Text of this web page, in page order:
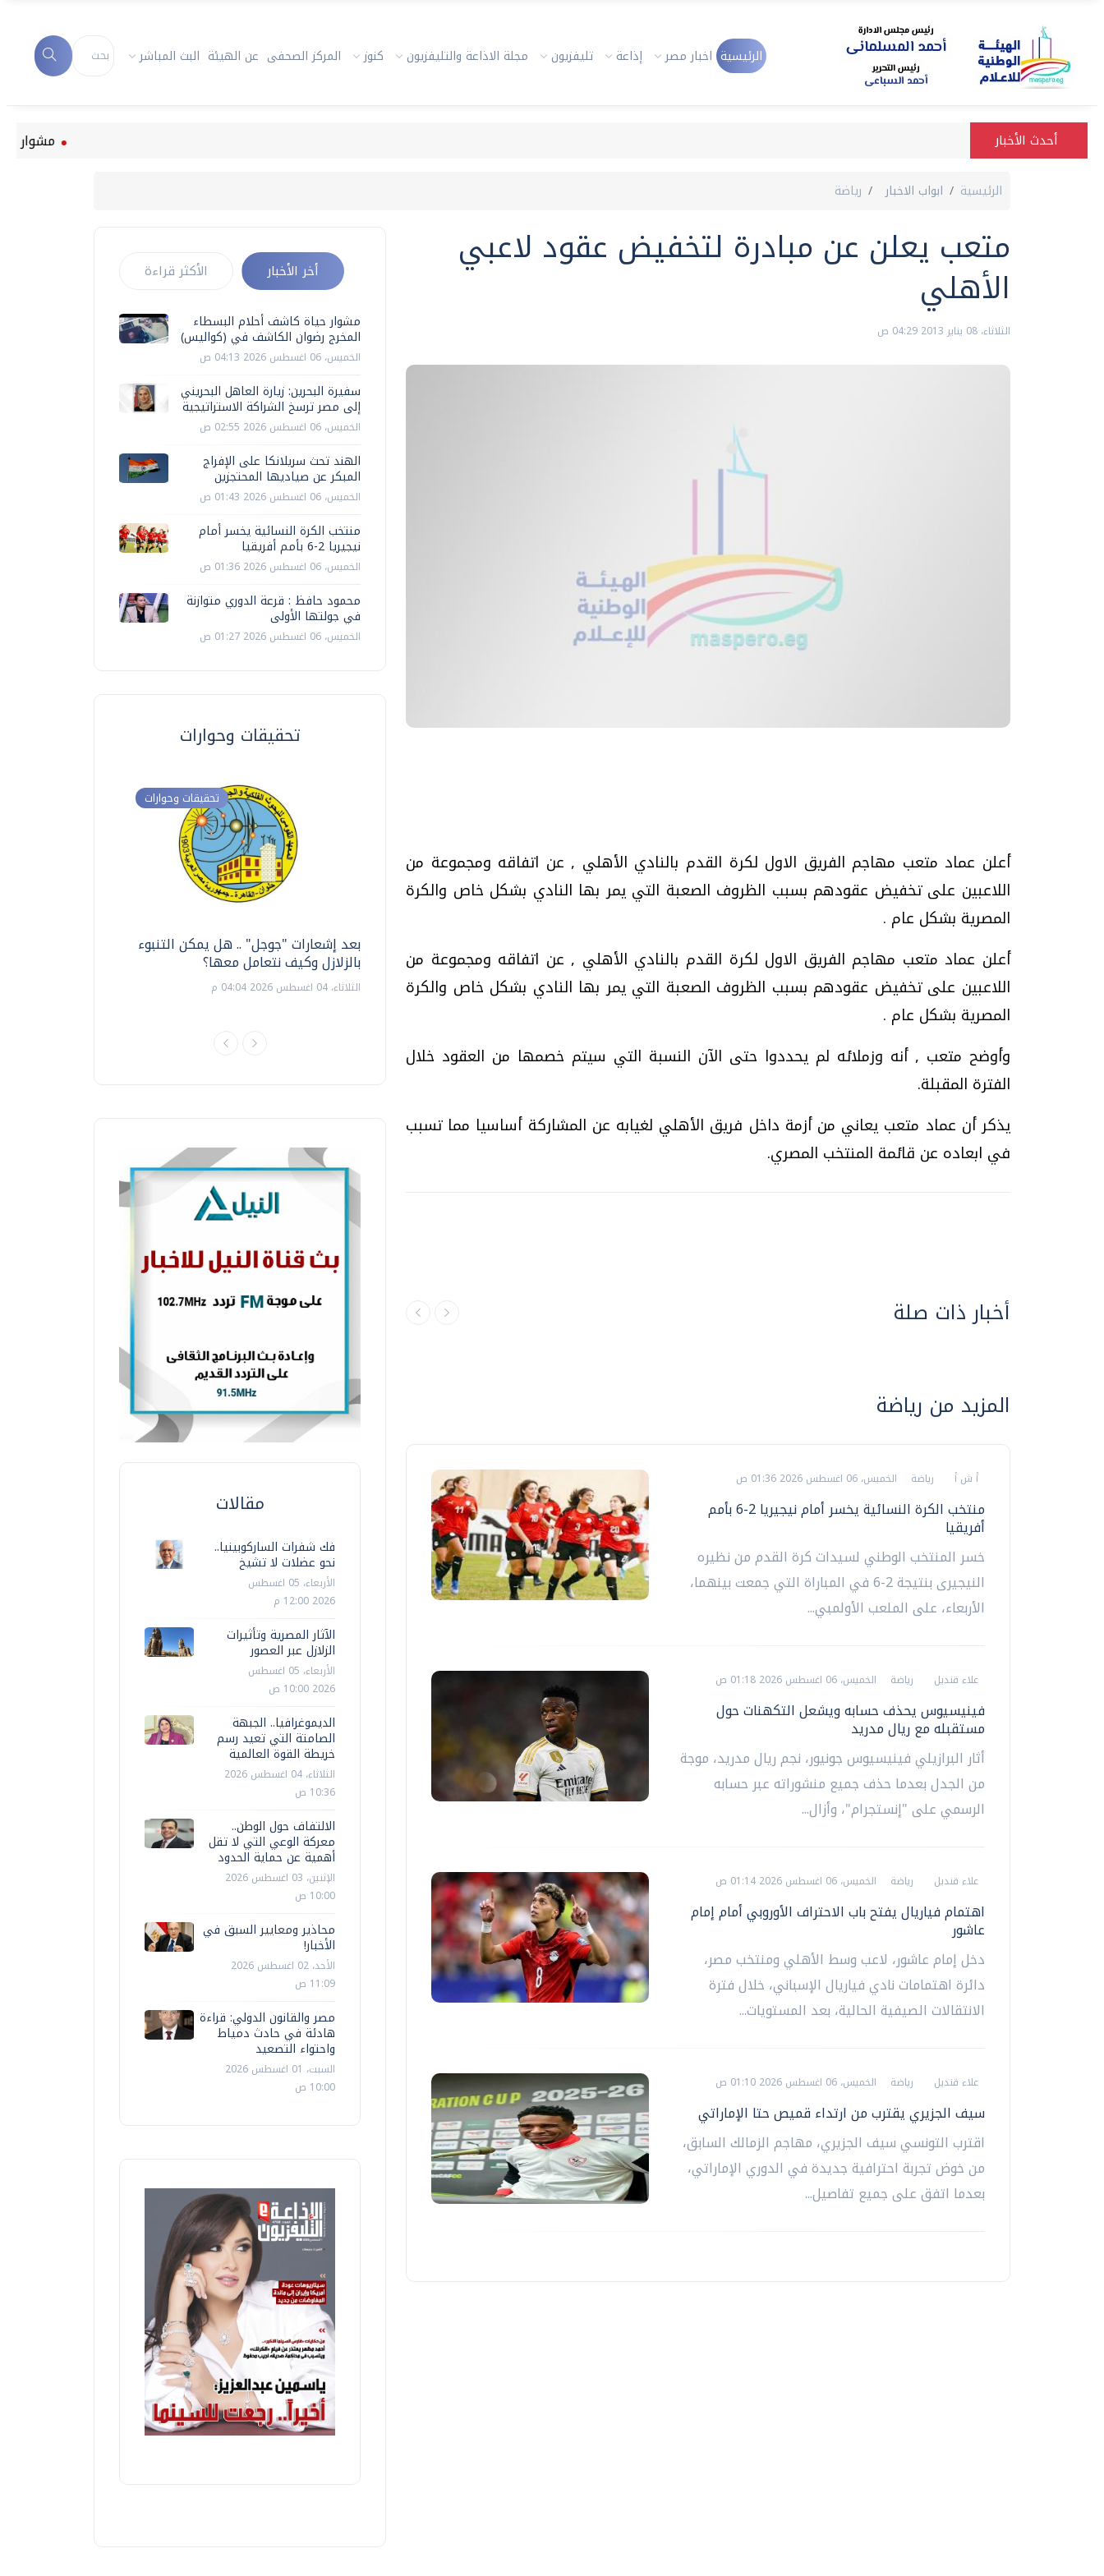
الرئيسية اخبار مصر إذاعة تليفزيون مجلة الاذاعة والتليفزيون كنوز المركز الصحفى عن الهيئة البث المباشر
أحدث الأخبار مشوار حياة
الرئيسية ابواب الاخبار رياضة
متعب يعلن عن مبادرة لتخفيض عقود لاعبي
الأهلي
الثلاثاء، 08 يناير 2013 04:29 ص
أعلن عماد متعب مهاجم الفريق الاول لكرة القدم بالنادي الأهلي , عن اتفاقه ومجموعة من
اللاعبين على تخفيض عقودهم بسبب الظروف الصعبة التي يمر بها النادي بشكل خاص والكرة
المصرية بشكل عام .
أعلن عماد متعب مهاجم الفريق الاول لكرة القدم بالنادي الأهلي , عن اتفاقه ومجموعة من
اللاعبين على تخفيض عقودهم بسبب الظروف الصعبة التي يمر بها النادي بشكل خاص والكرة
المصرية بشكل عام .
وأوضح متعب , أنه وزملائه لم يحددوا حتى الآن النسبة التي سيتم خصمها من العقود خلال
الفترة المقبلة.
يذكر أن عماد متعب يعاني من أزمة داخل فريق الأهلي لغيابه عن المشاركة أساسيا مما تسبب
في ابعاده عن قائمة المنتخب المصري.
أخبار ذات صلة
المزيد من رياضة
أ ش أ رياضة الخميس، 06 اغسطس 2026 01:36 ص
منتخب الكرة النسائية يخسر أمام نيجيريا 2-6 بأمم
أفريقيا
خسر المنتخب الوطني لسيدات كرة القدم من نظيره
النيجيرى بنتيجة 2-6 في المباراة التي جمعت بينهما،
الأربعاء، على الملعب الأولمبي...
علاء قنديل رياضة الخميس، 06 اغسطس 2026 01:18 ص
فينيسيوس يحذف حسابه ويشعل التكهنات حول
مستقبله مع ريال مدريد
أثار البرازيلي فينيسيوس جونيور، نجم ريال مدريد، موجة
من الجدل بعدما حذف جميع منشوراته عبر حسابه
الرسمي على "إنستجرام"، وأزال...
علاء قنديل رياضة الخميس، 06 اغسطس 2026 01:14 ص
اهتمام فياريال يفتح باب الاحتراف الأوروبي أمام إمام
عاشور
دخل إمام عاشور، لاعب وسط الأهلي ومنتخب مصر،
دائرة اهتمامات نادي فياريال الإسباني، خلال فترة
الانتقالات الصيفية الحالية، بعد المستويات...
علاء قنديل رياضة الخميس، 06 اغسطس 2026 01:10 ص
سيف الجزيري يقترب من ارتداء قميص حتا الإماراتي
اقترب التونسي سيف الجزيري، مهاجم الزمالك السابق،
من خوض تجربة احترافية جديدة في الدوري الإماراتي،
بعدما اتفق على جميع تفاصيل...
أخر الأخبار الأكثر قراءة
مشوار حياة كاشف أحلام البسطاء
المخرج رضوان الكاشف في (كواليس)
الخميس، 06 اغسطس 2026 04:13 ص
سفيرة البحرين: زيارة العاهل البحريني
إلى مصر ترسخ الشراكة الاستراتيجية
الخميس، 06 اغسطس 2026 02:55 ص
الهند تحث سريلانكا على الإفراج
المبكر عن صياديها المحتجزين
الخميس، 06 اغسطس 2026 01:43 ص
منتخب الكرة النسائية يخسر أمام
نيجيريا 2-6 بأمم أفريقيا
الخميس، 06 اغسطس 2026 01:36 ص
محمود حافظ : قرعة الدوري متوازنة
في جولتها الأولى
الخميس، 06 اغسطس 2026 01:27 ص
تحقيقات وحوارات
تحقيقات وحوارات
بعد إشعارات "جوجل" .. هل يمكن التنبوء
بالزلازل وكيف نتعامل معها؟
الثلاثاء، 04 اغسطس 2026 04:04 م
وإجابات
السبت، 01 اغسطس 2026 10:25 ص
وتحديات هائلة
الخميس، 30 يوليو 2026 01:09 م
موجات الطقس الساخنة.. لماذا تحدث وكيف
مقالات
فك شفرات الساركوبينيا..
نحو عضلات لا تشيخ
الأربعاء، 05 اغسطس
2026 12:00 م
الآثار المصرية وتأثيرات
الزلازل عبر العصور
الأربعاء، 05 اغسطس
2026 10:00 ص
الديموغرافيا.. الجبهة
الصامتة التي تعيد رسم
خريطة القوة العالمية
الثلاثاء، 04 اغسطس 2026
10:36 ص
الالتفاف حول الوطن..
معركة الوعي التي لا تقل
أهمية عن حماية الحدود
الإثنين، 03 اغسطس 2026
10:00 ص
محاذير ومعايير السبق في
الأخبار!
الأحد، 02 اغسطس 2026
11:09 ص
مصر والقانون الدولي: قراءة
هادئة في حادث دمياط
واحتواء التصعيد
السبت، 01 اغسطس 2026
10:00 ص